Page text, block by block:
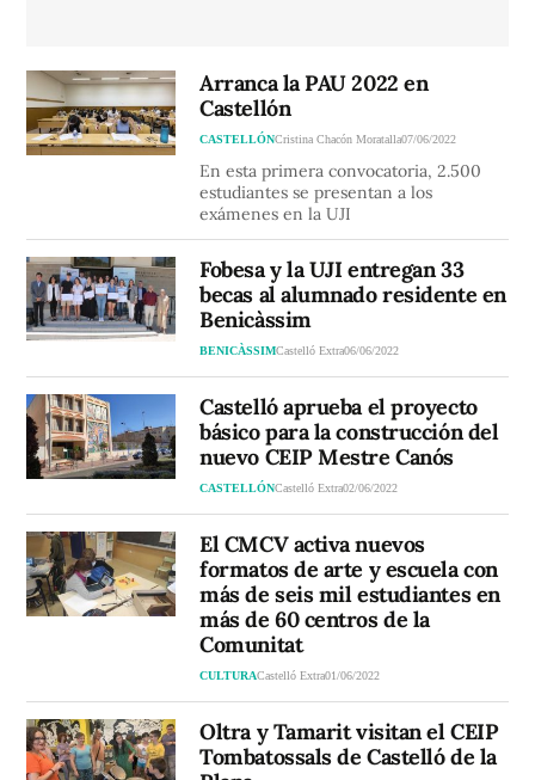
Arranca la PAU 2022 en
Castellón
CASTELLÓNCristina Chacón Moratalla07/06/2022
En esta primera convocatoria, 2.500
estudiantes se presentan a los
exámenes en la UJI
Fobesa y la UJI entregan 33
becas al alumnado residente en
Benicàssim
BENICÀSSIMCastelló Extra06/06/2022
Castelló aprueba el proyecto
básico para la construcción del
nuevo CEIP Mestre Canós
CASTELLÓNCastelló Extra02/06/2022
El CMCV activa nuevos
formatos de arte y escuela con
más de seis mil estudiantes en
más de 60 centros de la
Comunitat
CULTURACastelló Extra01/06/2022
Oltra y Tamarit visitan el CEIP
Tombatossals de Castelló de la